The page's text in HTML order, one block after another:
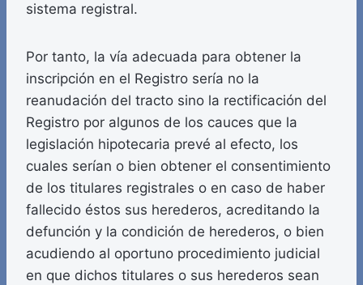
sistema registral.
Por tanto, la vía adecuada para obtener la
inscripción en el Registro sería no la
reanudación del tracto sino la rectificación del
Registro por algunos de los cauces que la
legislación hipotecaria prevé al efecto, los
cuales serían o bien obtener el consentimiento
de los titulares registrales o en caso de haber
fallecido éstos sus herederos, acreditando la
defunción y la condición de herederos, o bien
acudiendo al oportuno procedimiento judicial
en que dichos titulares o sus herederos sean